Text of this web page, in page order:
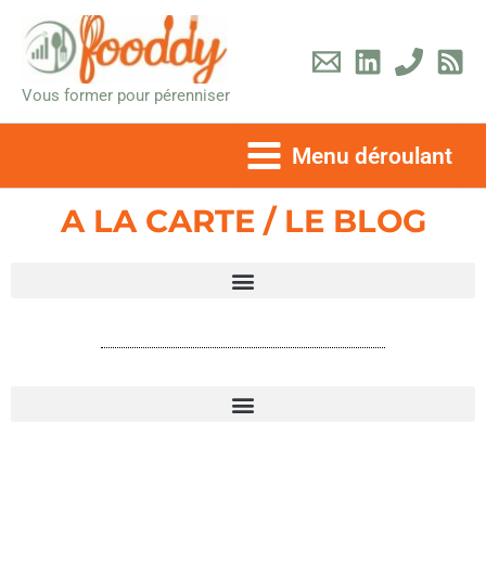
Aller
au
contenu
Vous former pour pérenniser
Menu déroulant
A LA CARTE / LE BLOG